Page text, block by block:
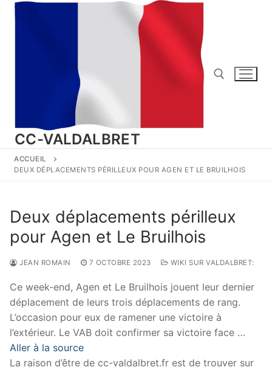
Aller
CC-VALDALBRET
ACCUEIL
DEUX DÉPLACEMENTS PÉRILLEUX POUR AGEN ET LE BRUILHOIS
Deux déplacements périlleux
pour Agen et Le Bruilhois
JEAN ROMAIN 7 OCTOBRE 2023 WIKI SUR VALDALBRET:
Ce week-end, Agen et Le Bruilhois jouent leur dernier
déplacement de leurs trois déplacements de rang.
L’occasion pour eux de ramener une victoire à
l’extérieur. Le VAB doit confirmer sa victoire face …
Aller à la source
La raison d’être de cc-valdalbret.fr est de trouver sur